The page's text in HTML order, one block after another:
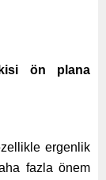
ön plana
ergenlik
fazla önem